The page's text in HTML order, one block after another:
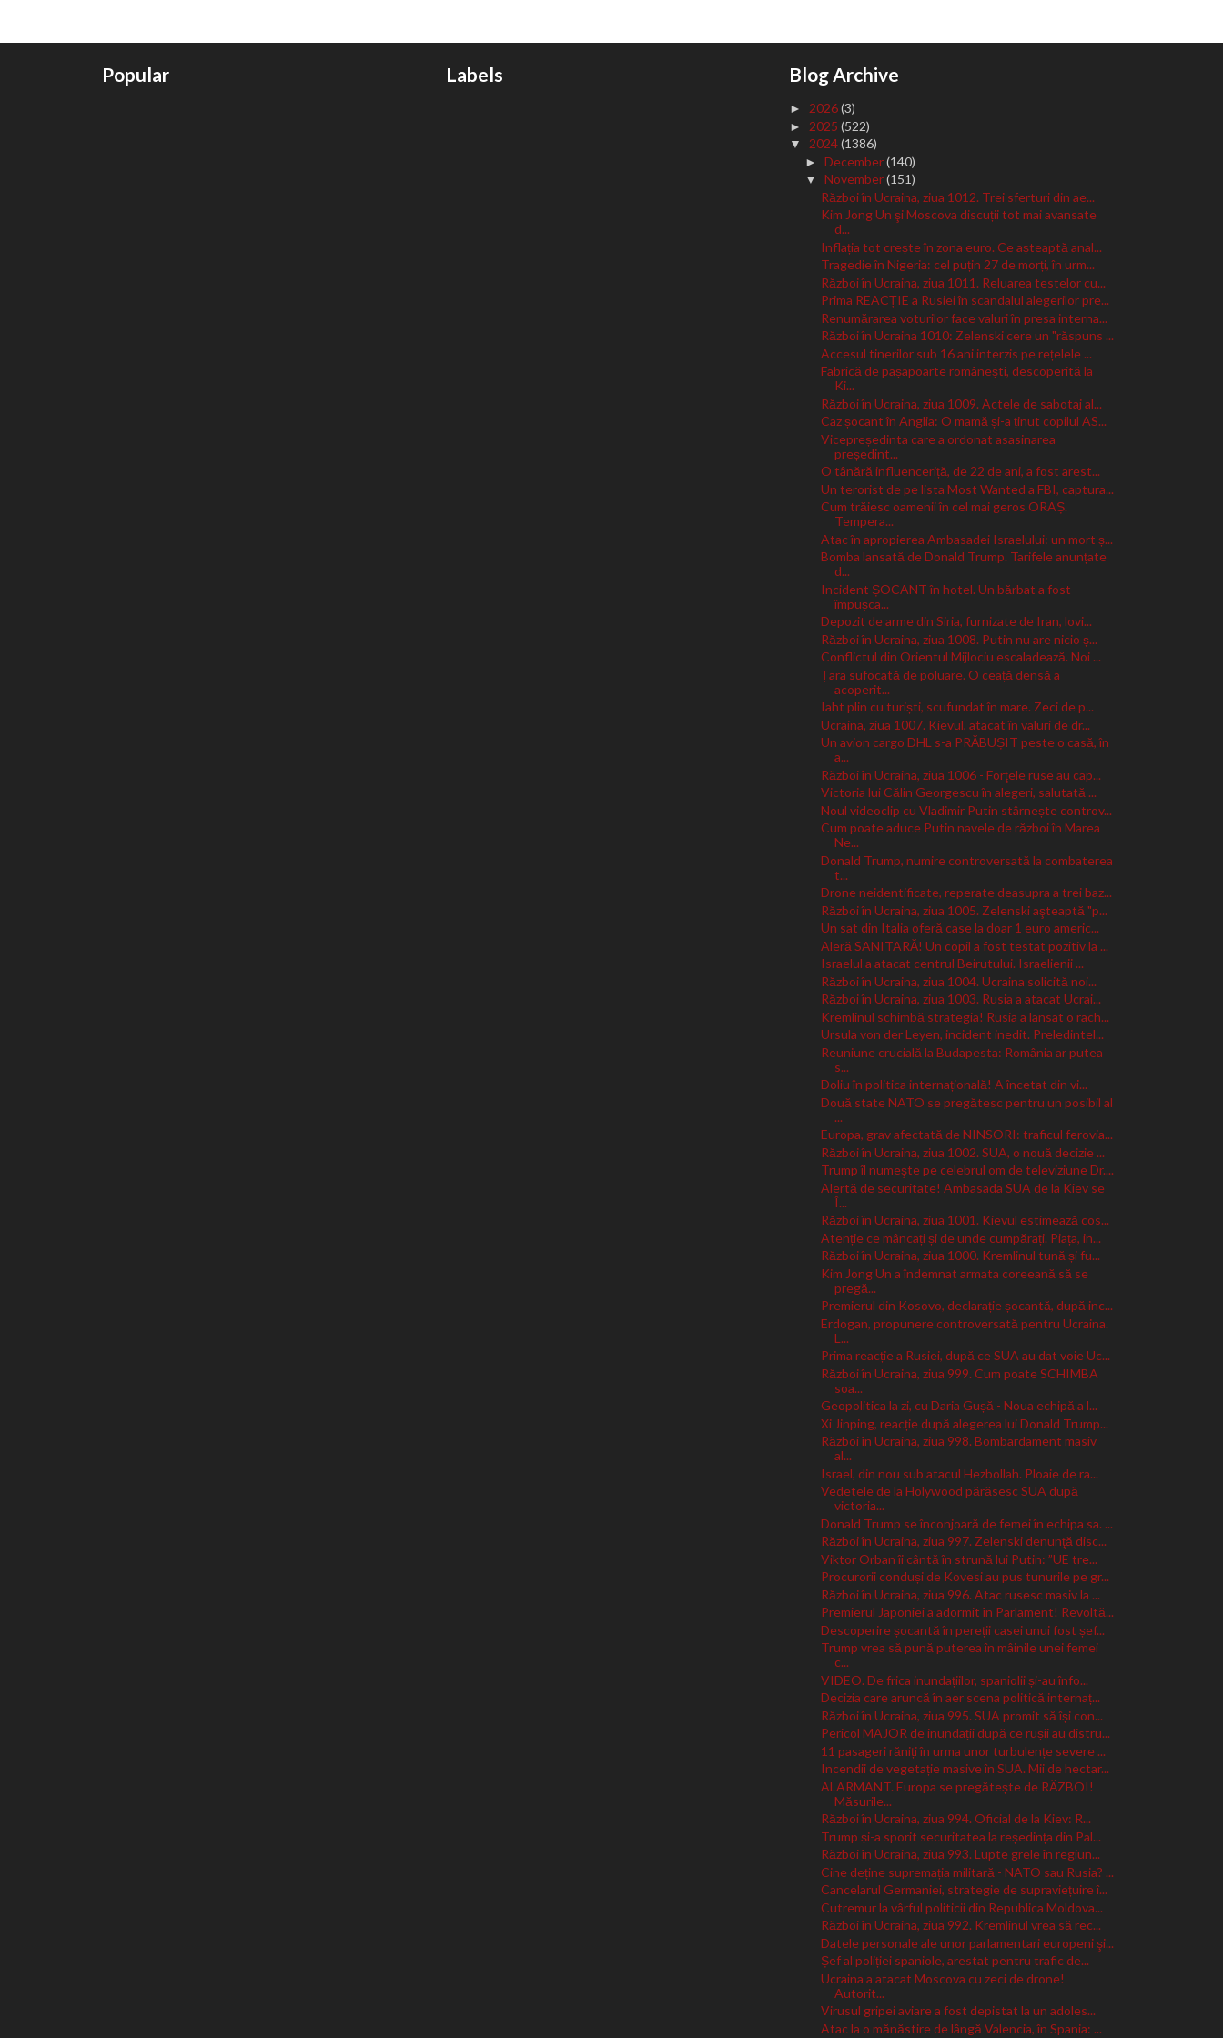
Popular Labels Blog Archive
►2026(3)
► 2025(522)
▼2024(1386)
►December(140)
▼November(151)
Război în Ucraina, ziua 1012. Trei sferturi din ae...
Kim Jong Un şi Moscova discuții tot mai avansate
d...
Inflația tot crește în zona euro. Ce așteaptă anal...
Tragedie în Nigeria: cel puțin 27 de morți, în urm...
Război în Ucraina, ziua 1011. Reluarea testelor cu...
Prima REACȚIE a Rusiei în scandalul alegerilor pre...
Renumărarea voturilor face valuri în presa interna...
Război în Ucraina 1010: Zelenski cere un "răspuns ...
Accesul tinerilor sub 16 ani interzis pe rețelele ...
Fabrică de pașapoarte românești, descoperită la
Ki...
Război în Ucraina, ziua 1009. Actele de sabotaj al...
Caz șocant în Anglia: O mamă și-a ținut copilul AS...
Vicepreședinta care a ordonat asasinarea
președint...
O tânără influenceriță, de 22 de ani, a fost arest...
Un terorist de pe lista Most Wanted a FBI, captura...
Cum trăiesc oamenii în cel mai geros ORAȘ.
Tempera...
Atac în apropierea Ambasadei Israelului: un mort ș...
Bomba lansată de Donald Trump. Tarifele anunțate
d...
Incident ȘOCANT în hotel. Un bărbat a fost
împușca...
Depozit de arme din Siria, furnizate de Iran, lovi...
Război în Ucraina, ziua 1008. Putin nu are nicio ș...
Conflictul din Orientul Mijlociu escaladează. Noi ...
Țara sufocată de poluare. O ceață densă a
acoperit...
Iaht plin cu turiști, scufundat în mare. Zeci de p...
Ucraina, ziua 1007. Kievul, atacat în valuri de dr...
Un avion cargo DHL s-a PRĂBUȘIT peste o casă, în
a...
Război în Ucraina, ziua 1006 - Forţele ruse au cap...
Victoria lui Călin Georgescu în alegeri, salutată ...
Noul videoclip cu Vladimir Putin stârnește controv...
Cum poate aduce Putin navele de război în Marea
Ne...
Donald Trump, numire controversată la combaterea
t...
Drone neidentificate, reperate deasupra a trei baz...
Război în Ucraina, ziua 1005. Zelenski aşteaptă "p...
Un sat din Italia oferă case la doar 1 euro americ...
Aleră SANITARĂ! Un copil a fost testat pozitiv la ...
Israelul a atacat centrul Beirutului. Israelienii ...
Război în Ucraina, ziua 1004. Ucraina solicită noi...
Război în Ucraina, ziua 1003. Rusia a atacat Ucrai...
Kremlinul schimbă strategia! Rusia a lansat o rach...
Ursula von der Leyen, incident inedit. Preledintel...
Reuniune crucială la Budapesta: România ar putea
s...
Doliu în politica internațională! A încetat din vi...
Două state NATO se pregătesc pentru un posibil al
...
Europa, grav afectată de NINSORI: traficul ferovia...
Război în Ucraina, ziua 1002. SUA, o nouă decizie ...
Trump îl numeşte pe celebrul om de televiziune Dr....
Alertă de securitate! Ambasada SUA de la Kiev se
Î...
Război în Ucraina, ziua 1001. Kievul estimează cos...
Atenție ce mâncați și de unde cumpărați. Piața, in...
Război în Ucraina, ziua 1000. Kremlinul tună și fu...
Kim Jong Un a îndemnat armata coreeană să se
pregă...
Premierul din Kosovo, declarație șocantă, după inc...
Erdogan, propunere controversată pentru Ucraina.
L...
Prima reacție a Rusiei, după ce SUA au dat voie Uc...
Război în Ucraina, ziua 999. Cum poate SCHIMBA
soa...
Geopolitica la zi, cu Daria Gușă - Noua echipă a l...
Xi Jinping, reacție după alegerea lui Donald Trump...
Război în Ucraina, ziua 998. Bombardament masiv
al...
Israel, din nou sub atacul Hezbollah. Ploaie de ra...
Vedetele de la Holywood părăsesc SUA după
victoria...
Donald Trump se înconjoară de femei în echipa sa. ...
Război în Ucraina, ziua 997. Zelenski denunţă disc...
Viktor Orban îi cântă în strună lui Putin: ”UE tre...
Procurorii conduși de Kovesi au pus tunurile pe gr...
Război în Ucraina, ziua 996. Atac rusesc masiv la ...
Premierul Japoniei a adormit în Parlament! Revoltă...
Descoperire șocantă în pereții casei unui fost șef...
Trump vrea să pună puterea în mâinile unei femei
c...
VIDEO. De frica inundațiilor, spaniolii și-au înfo...
Decizia care aruncă în aer scena politică internaț...
Război în Ucraina, ziua 995. SUA promit să își con...
Pericol MAJOR de inundații după ce rușii au distru...
11 pasageri răniți în urma unor turbulențe severe ...
Incendii de vegetație masive în SUA. Mii de hectar...
ALARMANT. Europa se pregătește de RĂZBOI!
Măsurile...
Război în Ucraina, ziua 994. Oficial de la Kiev: R...
Trump și-a sporit securitatea la reședința din Pal...
Război în Ucraina, ziua 993. Lupte grele în regiun...
Cine deține supremația militară - NATO sau Rusia? ...
Cancelarul Germaniei, strategie de supraviețuire î...
Cutremur la vârful politicii din Republica Moldova...
Război în Ucraina, ziua 992. Kremlinul vrea să rec...
Datele personale ale unor parlamentari europeni şi...
Șef al poliției spaniole, arestat pentru trafic de...
Ucraina a atacat Moscova cu zeci de drone!
Autorit...
Virusul gripei aviare a fost depistat la un adoles...
Atac la o mănăstire de lângă Valencia, în Spania: ...